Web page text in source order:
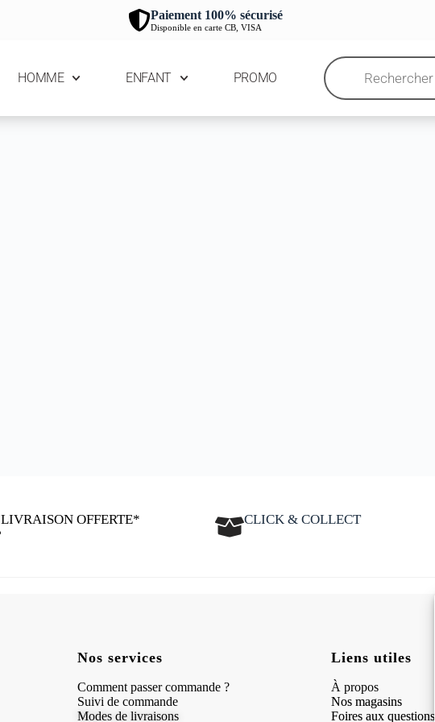
Paiement 100% sécurisé
Disponible en carte CB, VISA
HOMME ENFANT PROMO
LIVRAISON OFFERTE* CLICK & COLLECT
Nos services
Comment passer commande ?
Suivi de commande
Modes de livraisons
Liens utiles
À propos
Nos magasins
Foires aux questions